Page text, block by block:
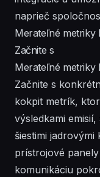
naprieč
Merateľné metriky
Začnite s
Merateľné metriky
Začnite s
kokpit metrík,
výsledkami
šiestimi jadrovými
prístrojové
komunikáciu